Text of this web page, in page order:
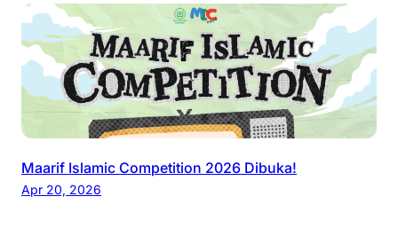
Maarif Islamic Competition 2026 Dibuka!
Apr 20, 2026